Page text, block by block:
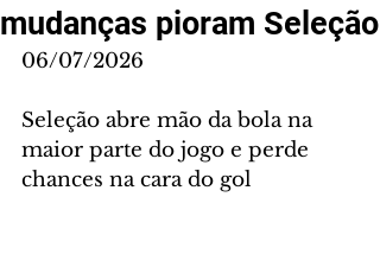
mudanças pioram Seleção
06/07/2026
Seleção abre mão da bola na
maior parte do jogo e perde
chances na cara do gol